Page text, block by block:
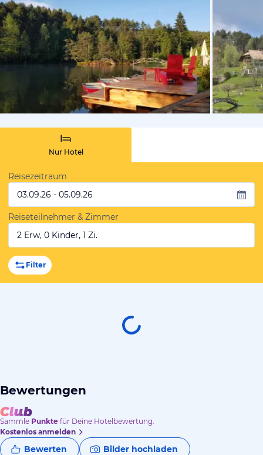
vom
Nur Hotel
Reisezeitraum
03.09.26 - 05.09.26
Reiseteilnehmer & Zimmer
2 Erw, 0 Kinder, 1 Zi.
Filter
Bewertungen
Sammle Punkte für Deine Hotelbewertung.
Kostenlos anmelden
Bewerten Bilder hochladen